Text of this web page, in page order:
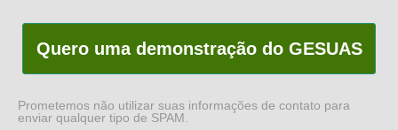
Quero uma demonstração do GESUAS
Prometemos não utilizar suas informações de contato para
enviar qualquer tipo de SPAM.